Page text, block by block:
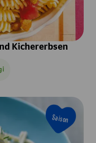
Kichererbsen
Saison